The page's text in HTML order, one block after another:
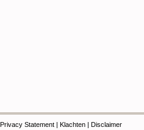
Privacy Statement | Klachten | Disclaimer